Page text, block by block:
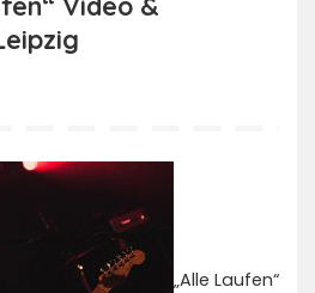
„Alle Laufen“